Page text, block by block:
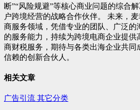
断”“风险规避”等核心商业问题的综合
户跨境经营的战略合作伙伴。 未来，
商服务领域，凭借专业的团队、广泛的
的服务能力，持续为跨境电商企业提供
商财税服务，期待与各类出海企业共同
信赖的创新合伙人。
相关文章
广告引流 其它分类